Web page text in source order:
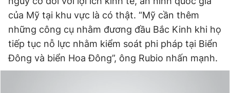
của Mỹ tại khu vực là có thật. “Mỹ cần thêm
những công cụ nhằm đương đầu Bắc Kinh khi họ
tiếp tục nỗ lực nhằm kiểm soát phi pháp tại Biển
Đông và biển Hoa Đông”, ông Rubio nhấn mạnh.